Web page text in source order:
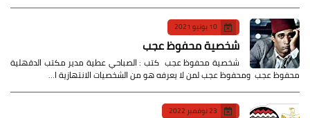
10 يونيو 2021
شخصية محفوظ عجب
شخصية محفوظ عجب كتب : الصباحي عطية مدير مكتب الدقهلية
محفوظ عجب ومحفوظ عجب لمن لا يعرفه هو من الشخصيات الانتهازية ا…
23 نوفمبر 2022